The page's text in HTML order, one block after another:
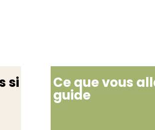
si Ce que vous
guide